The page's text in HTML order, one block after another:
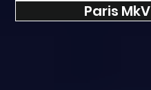
Paris MkV